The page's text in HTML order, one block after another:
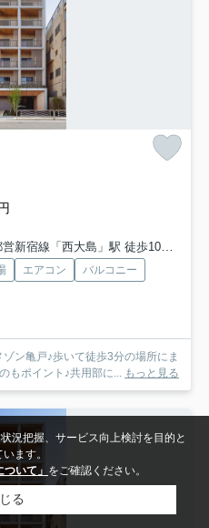
新宿線「西大島」駅 徒歩10分
エアコン
バルコニー
ン亀戸♪歩いて徒歩3分の場所にま
もポイント♪共用部に... もっと見る
況把握、サービス向上検討を目的と
ます。
いて」 をご確認ください。
る